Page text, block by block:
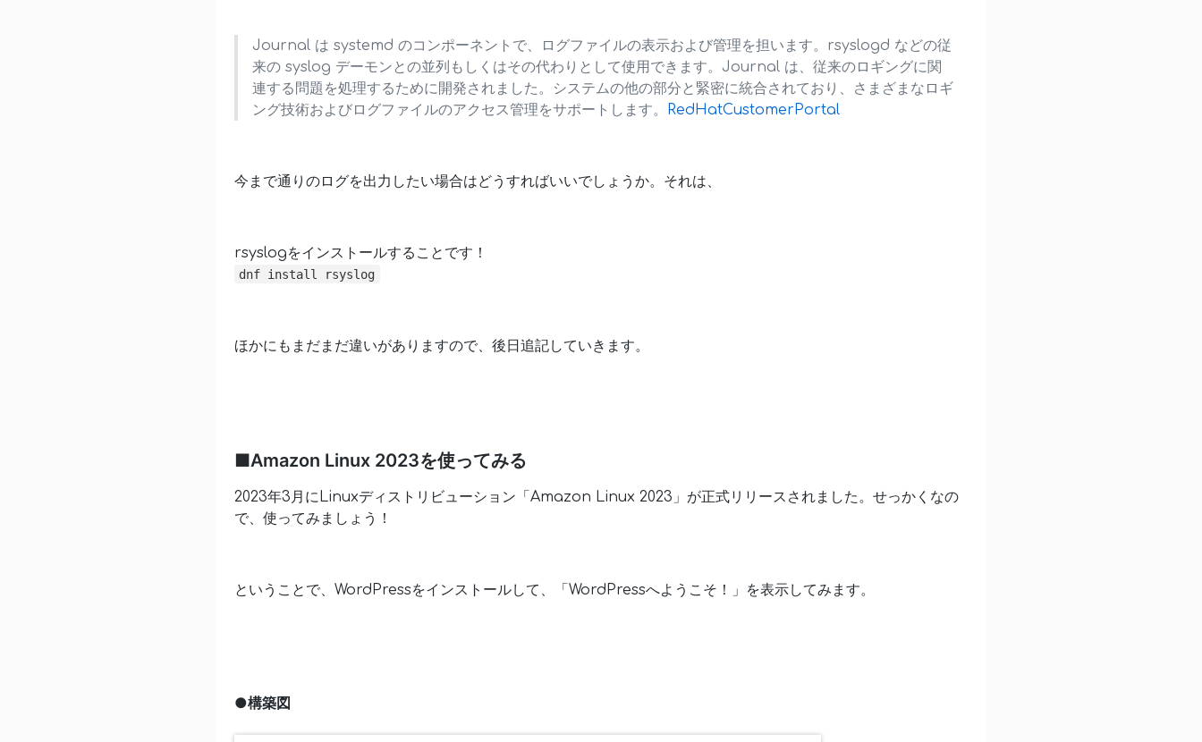
Journal は systemd のコンポーネントで、ログファイルの表示および管理を担います。rsyslogd などの従
来の syslog デーモンとの並列もしくはその代わりとして使用できます。Journal は、従来のロギングに関
連する問題を処理するために開発されました。システムの他の部分と緊密に統合されており、さまざまなロギ
ング技術およびログファイルのアクセス管理をサポートします。
RedHatCustomerPortal
今まで通りのログを出力したい場合はどうすればいいでしょうか。それは、
rsyslogをインストールすることです！
dnf install rsyslog
ほかにもまだまだ違いがありますので、後日追記していきます。
■Amazon Linux 2023を使ってみる
2023年3月にLinuxディストリビューション「Amazon Linux 2023」が正式リリースされました。せっかくなの
で、使ってみましょう！
ということで、WordPressをインストールして、「WordPressへようこそ！」を表示してみます。
●構築図